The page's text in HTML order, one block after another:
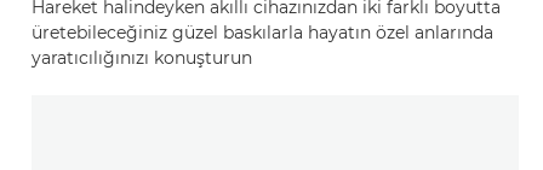
Hareket halindeyken akıllı cihazınızdan iki farklı boyutta
üretebileceğiniz güzel baskılarla hayatın özel anlarında
yaratıcılığınızı konuşturun